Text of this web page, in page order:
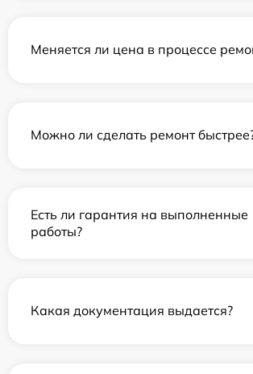
Меняется ли цена в процессе
Можно ли сделать ремонт
Есть ли гарантия на выполненные
работы?
Какая документация выдается?